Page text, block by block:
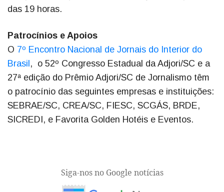
das 19 horas.
Patrocínios e Apoios
O 7º Encontro Nacional de Jornais do Interior do
Brasil, o 52º Congresso Estadual da Adjori/SC e a
27ª edição do Prêmio Adjori/SC de Jornalismo têm
o patrocínio das seguintes empresas e instituições:
SEBRAE/SC, CREA/SC, FIESC, SCGÁS, BRDE,
SICREDI, e Favorita Golden Hotéis e Eventos.
Siga-nos no Google notícias